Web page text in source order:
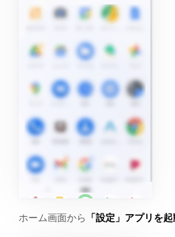
ホーム画面から 「設定」アプリを